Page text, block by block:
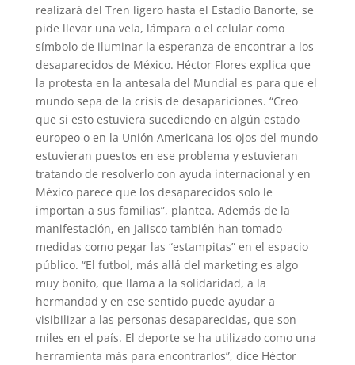
realizará del Tren ligero hasta el Estadio Banorte, se
pide llevar una vela, lámpara o el celular como
símbolo de iluminar la esperanza de encontrar a los
desaparecidos de México. Héctor Flores explica que
la protesta en la antesala del Mundial es para que el
mundo sepa de la crisis de desapariciones. “Creo
que si esto estuviera sucediendo en algún estado
europeo o en la Unión Americana los ojos del mundo
estuvieran puestos en ese problema y estuvieran
tratando de resolverlo con ayuda internacional y en
México parece que los desaparecidos solo le
importan a sus familias”, plantea. Además de la
manifestación, en Jalisco también han tomado
medidas como pegar las “estampitas” en el espacio
público. “El futbol, más allá del marketing es algo
muy bonito, que llama a la solidaridad, a la
hermandad y en ese sentido puede ayudar a
visibilizar a las personas desaparecidas, que son
miles en el país. El deporte se ha utilizado como una
herramienta más para encontrarlos”, dice Héctor